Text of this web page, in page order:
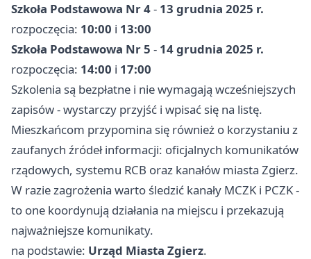
Szkoła Podstawowa Nr 4- 13 grudnia 2025 r.
rozpoczęcia: 10:00 i 13:00
Szkoła Podstawowa Nr 5 - 14 grudnia 2025 r.
rozpoczęcia: 14:00 i 17:00
Szkolenia są bezpłatne i nie wymagają wcześniejszych
zapisów - wystarczy przyjść i wpisać się na listę.
Mieszkańcom przypomina się również o korzystaniu z
zaufanych źródeł informacji: oficjalnych komunikatów
rządowych, systemu RCB oraz kanałów miasta Zgierz.
W razie zagrożenia warto śledzić kanały MCZK i PCZK -
to one koordynują działania na miejscu i przekazują
najważniejsze komunikaty.
na podstawie: Urząd Miasta Zgierz.